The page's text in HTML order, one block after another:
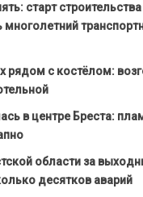
старт строительства
рядом с костёлом:
в центре Бреста:
области за
десятков аварий